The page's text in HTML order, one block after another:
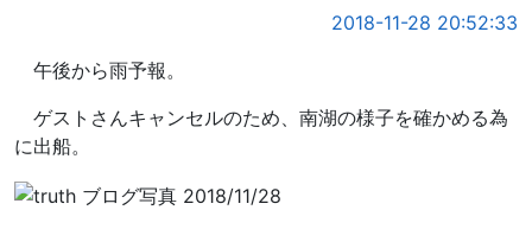
2018-11-28 20:52:33
午後から雨予報。
ゲストさんキャンセルのため、南湖の様子を確かめる為
に出船。